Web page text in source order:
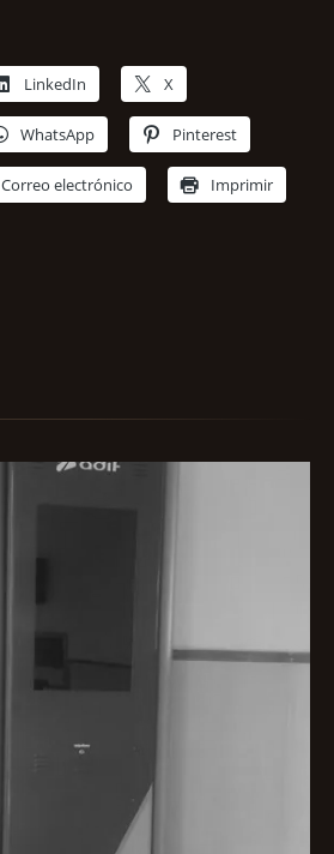
LinkedIn X
WhatsApp Pinterest
Correo electrónico Imprimir